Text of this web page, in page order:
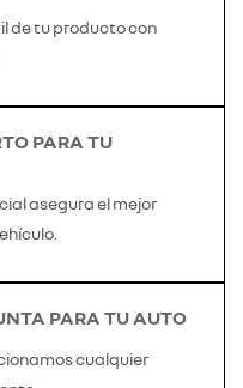
de tu producto con
PARA TU
asegura el mejor
PARA TU AUTO
cualquier